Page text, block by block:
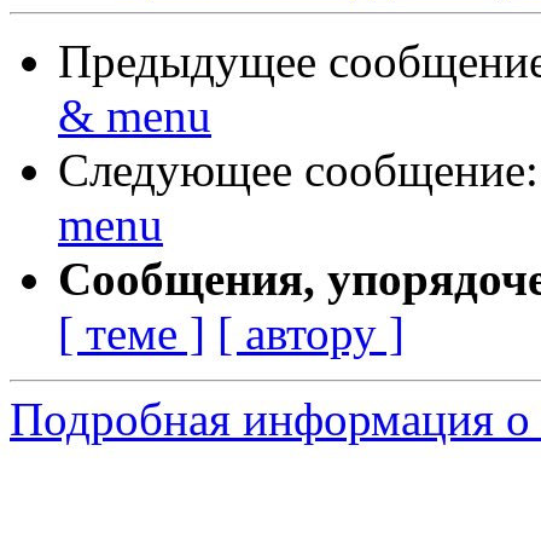
Предыдущее
& menu
Следующее
menu
Сообщения,
[ теме ] [ автору ]
Подробная информация о